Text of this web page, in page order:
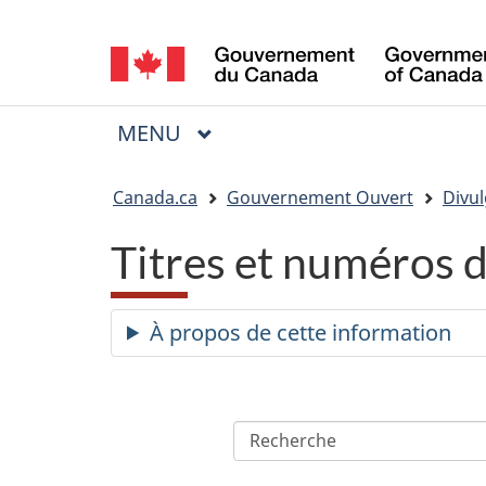
de
la
langue
Menu
MENU PRINCIPAL
Canada.ca Gouvernement Ouvert
Titres et numéros
À propos de cette information